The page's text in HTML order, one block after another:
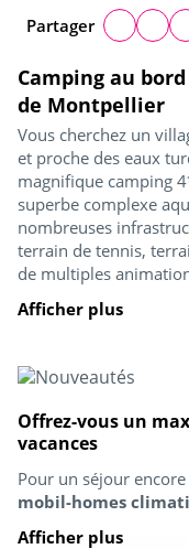
Camping au
de Montpellier
Vous cherchez un
et proche des eaux
magnifique camping
superbe complexe
nombreuses
terrain de tennis,
de multiples
Afficher plus
Partager
Offrez-vous un
vacances
Pour un séjour
mobil-homes
Afficher plus